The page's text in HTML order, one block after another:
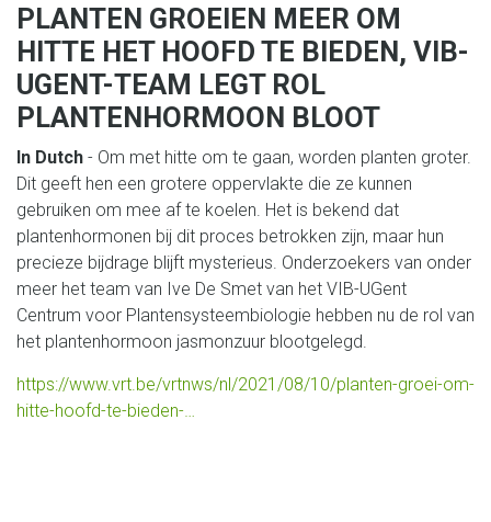
PLANTEN GROEIEN MEER OM
HITTE HET HOOFD TE BIEDEN, VIB-
UGENT-TEAM LEGT ROL
PLANTENHORMOON BLOOT
In Dutch - Om met hitte om te gaan, worden planten groter.
Dit geeft hen een grotere oppervlakte die ze kunnen
gebruiken om mee af te koelen. Het is bekend dat
plantenhormonen bij dit proces betrokken zijn, maar hun
precieze bijdrage blijft mysterieus. Onderzoekers van onder
meer het team van Ive De Smet van het VIB-UGent
Centrum voor Plantensysteembiologie hebben nu de rol van
het plantenhormoon jasmonzuur blootgelegd.
https://www.vrt.be/vrtnws/nl/2021/08/10/planten-groei-om-
hitte-hoofd-te-bieden-…